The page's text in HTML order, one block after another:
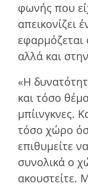
φωνής που
απεικονίζει
εφαρµόζεται
αλλά και
«Η
και τόσο
µπίινγκνες.
τόσο χώρο
επιθυµείτε
συνολικά ο
ακουστείτε.